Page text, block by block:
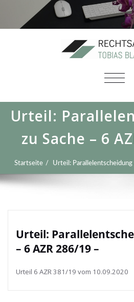
Urteil:
zu Sache – 6
Startseite Urteil:
Urteil:
– 6 AZR 286/19 –
Urteil 6 AZR 381/19 vom 10.09.2020